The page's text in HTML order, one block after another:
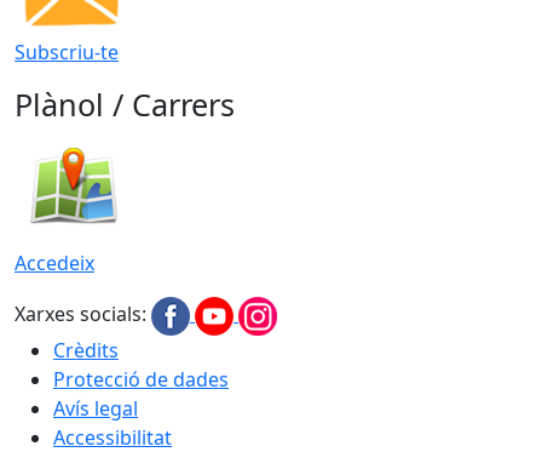
Subscriu-te
Plànol / Carrers
Accedeix
Xarxes socials:
Crèdits
Protecció de dades
Avís legal
Accessibilitat